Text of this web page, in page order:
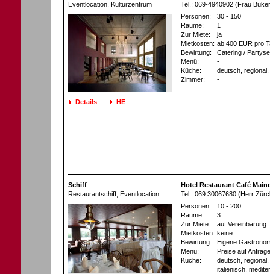
Eventlocation , Kulturzentrum
Tel.: 069-4940902 (Frau
Details HE
Personen:
30 - 150
Räume:
1
Zur Miete:
ja
Mietkosten: ab 400 EUR pro
Bewirtung:
Catering /
Menü:
-
Küche:
deutsch,
Zimmer:
-
Schiff
Restaurantschiff , Eventlocation
Hotel Restaurant Café
Tel.: 069 30067680 (Herr
Personen:
10 - 200
Räume:
3
Zur Miete:
auf Vereinbarung
Mietkosten: keine
Bewirtung:
Eigene
Menü:
Preise auf Anfrage
Küche:
deutsch,
italienisch,